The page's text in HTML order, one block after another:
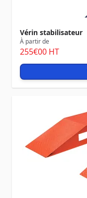
Vérin stabilisateur
À partir de
255€00 HT